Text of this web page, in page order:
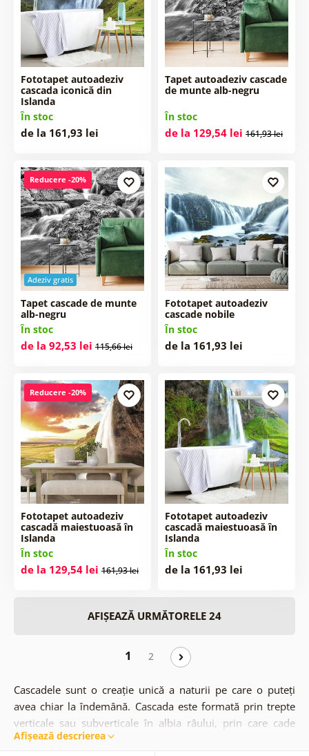
Fototapet autoadeziv
cascada iconică din
Islanda
În stoc
de la 161,93 lei
Tapet autoadeziv cascade
de munte alb-negru
În stoc
de la 129,54 lei 161,93 lei
Adeziv gratis
Reducere -20%
Tapet cascade de munte
alb-negru
În stoc
de la 92,53 lei 115,66 lei
Fototapet autoadeziv
cascade nobile
În stoc
de la 161,93 lei
Reducere -20%
Fototapet autoadeziv
cascadă maiestuoasă în
Islanda
În stoc
de la 129,54 lei 161,93 lei
Fototapet autoadeziv
cascadă maiestuoasă în
Islanda
În stoc
de la 161,93 lei
AFIȘEAZĂ URMĂTORELE 24
1 2
Cascadele sunt o creație unică a naturii pe care o puteți
avea chiar la îndemână. Cascada este formată prin trepte
verticale sau subverticale în albia râului, prin care cade
fluxul de apă, care poate fi și acasă. Fototapetul cascadelor
Afișează descrierea